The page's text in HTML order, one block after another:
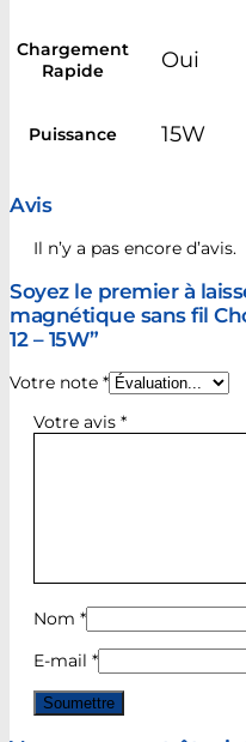
Chargement
Rapide
Oui
Puissance 15W
Avis
Il n’y a pas encore d’avis.
Soyez le premier à
magnétique sans fil
12 – 15W”
Votre note *
Votre avis *
Nom *
E-mail *